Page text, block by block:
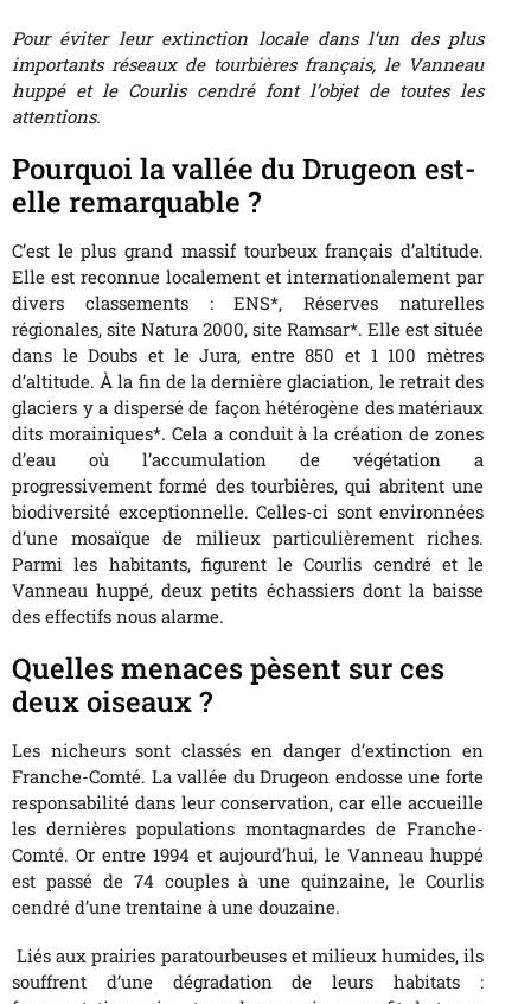
Pour éviter leur extinction locale dans l’un des plus
importants réseaux de tourbières français, le Vanneau
huppé et le Courlis cendré font l’objet de toutes les
attentions.
Pourquoi la vallée du Drugeon est-
elle remarquable ?
C’est le plus grand massif tourbeux français d’altitude.
Elle est reconnue localement et internationalement par
divers classements : ENS*, Réserves naturelles
régionales, site Natura 2000, site Ramsar*. Elle est située
dans le Doubs et le Jura, entre 850 et 1 100 mètres
d’altitude. À la fin de la dernière glaciation, le retrait des
glaciers y a dispersé de façon hétérogène des matériaux
dits morainiques*. Cela a conduit à la création de zones
d’eau où l’accumulation de végétation a
progressivement formé des tourbières, qui abritent une
biodiversité exceptionnelle. Celles-ci sont environnées
d’une mosaïque de milieux particulièrement riches.
Parmi les habitants, figurent le Courlis cendré et le
Vanneau huppé, deux petits échassiers dont la baisse
des effectifs nous alarme.
Quelles menaces pèsent sur ces
deux oiseaux ?
Les nicheurs sont classés en danger d’extinction en
Franche-Comté. La vallée du Drugeon endosse une forte
responsabilité dans leur conservation, car elle accueille
les dernières populations montagnardes de Franche-
Comté. Or entre 1994 et aujourd’hui, le Vanneau huppé
est passé de 74 couples à une quinzaine, le Courlis
cendré d’une trentaine à une douzaine.
Liés aux prairies paratourbeuses et milieux humides, ils
souffrent d’une dégradation de leurs habitats :